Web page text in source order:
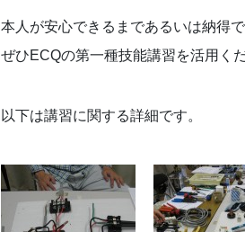
本人が安心できるまであるいは納得
ぜひECQの第一種技能講習を活用くだ
以下は講習に関する詳細です。